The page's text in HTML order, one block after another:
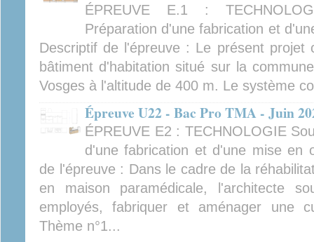
ÉPREUVE E.1 :
Préparation d'une fabrication et
Descriptif de l'épreuve : Le présent projet
bâtiment d'habitation situé sur la
Vosges à l'altitude de 400 m. Le système
Épreuve U22 - Bac Pro TMA - Juin
ÉPREUVE E2 : TECHNOLOGIE
d'une fabrication et d'une mise en
de l'épreuve : Dans le cadre de la
en maison paramédicale, l'architecte
employés, fabriquer et aménager une
Thème n°1...